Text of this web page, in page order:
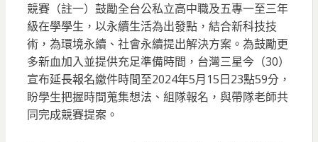
競賽（註一）鼓勵全台公私立高中職及五專一至三年
級在學學生，以永續生活為出發點，結合新科技技
術，為環境永續、社會永續提出解決方案。為鼓勵更
多新血加入並提供充足準備時間，台灣三星今（30）
宣布延長報名繳件時間至2024年5月15日23點59分，
盼學生把握時間蒐集想法、組隊報名，與帶隊老師共
同完成競賽提案。